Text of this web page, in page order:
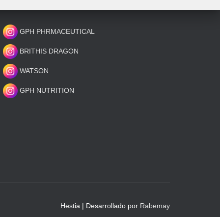
GPH PHRMACEUTICAL
BRITHIS DRAGON
WATSON
GPH NUTRITION
Hestia | Desarrollado por Rabemay